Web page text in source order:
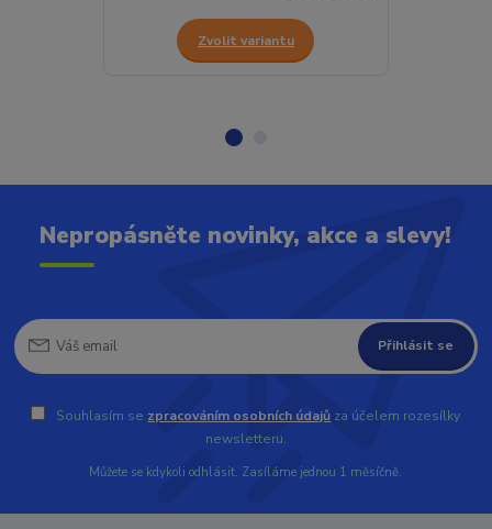
Zvolit variantu
Nepropásněte novinky, akce a slevy!
Přihlásit se
Souhlasím se zpracováním osobních údajů za účelem rozesílky
newsletteru.
Můžete se kdykoli odhlásit. Zasíláme jednou 1 měsíčně.